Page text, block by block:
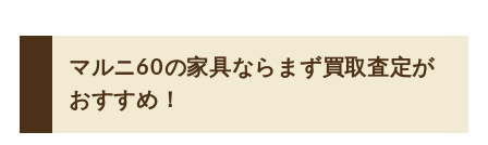
マルニ60の家具ならまず買取査定が
おすすめ！